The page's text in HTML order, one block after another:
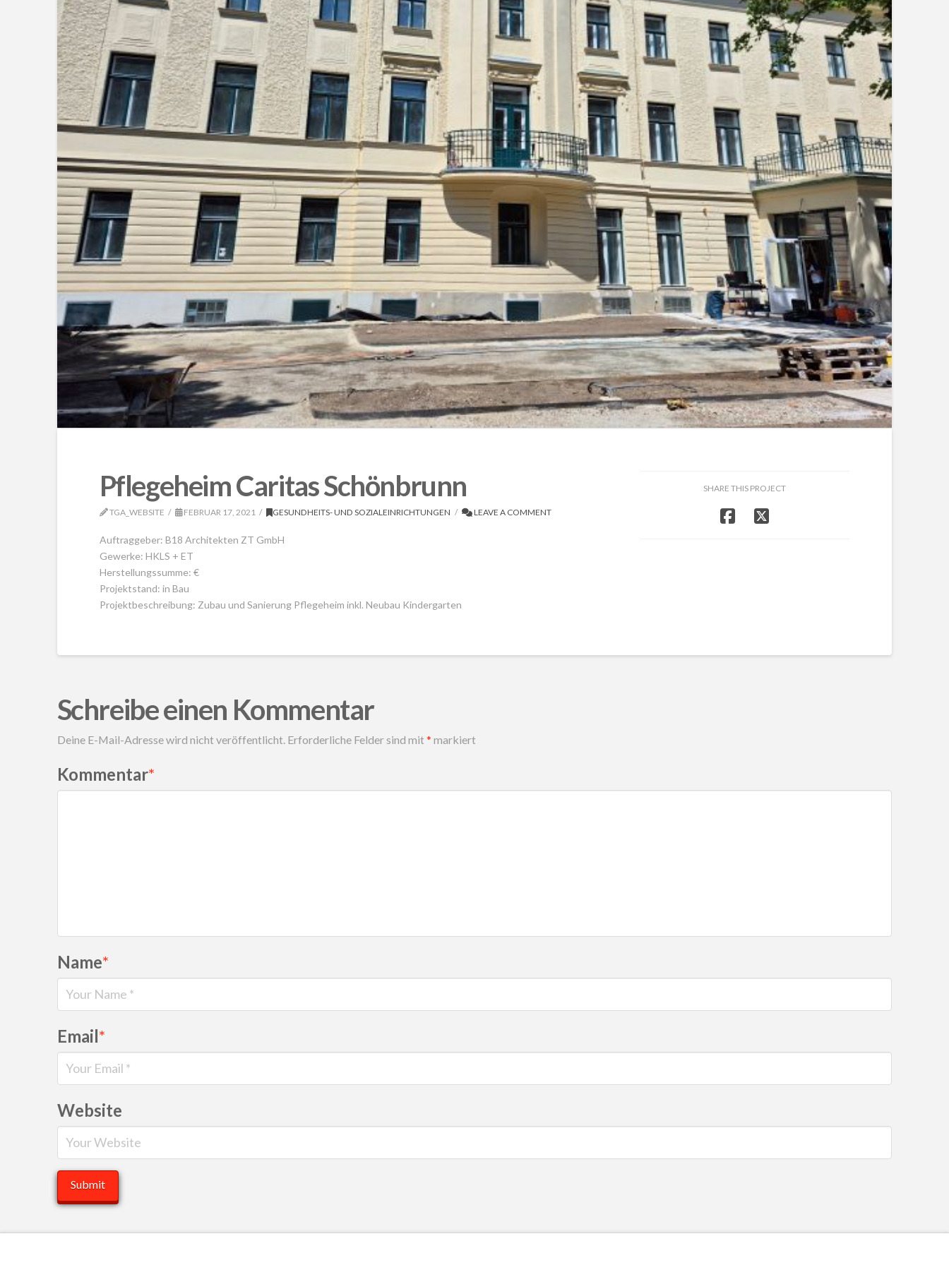
Pflegeheim Caritas Schönbrunn
TGA_WEBSITE FEBRUAR 17, 2021 GESUNDHEITS- UND SOZIALEINRICHTUNGEN LEAVE A COMMENT
Auftraggeber: B18 Architekten ZT GmbH
Gewerke: HKLS + ET
Herstellungssumme: €
Projektstand: in Bau
Projektbeschreibung: Zubau und Sanierung Pflegeheim inkl. Neubau Kindergarten
SHARE THIS PROJECT
Schreibe einen Kommentar
Deine E-Mail-Adresse wird nicht veröffentlicht. Erforderliche Felder sind mit * markiert
Kommentar*
Name*
Email*
Website